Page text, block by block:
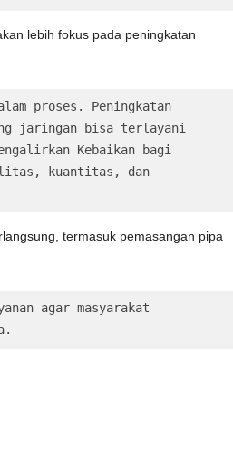
lebih fokus pada peningkatan
proses. Peningkatan
jaringan bisa terlayani
Kebaikan bagi
kuantitas, dan
termasuk pemasangan pipa
agar masyarakat